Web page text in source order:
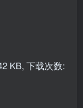
KB, 下载次数: